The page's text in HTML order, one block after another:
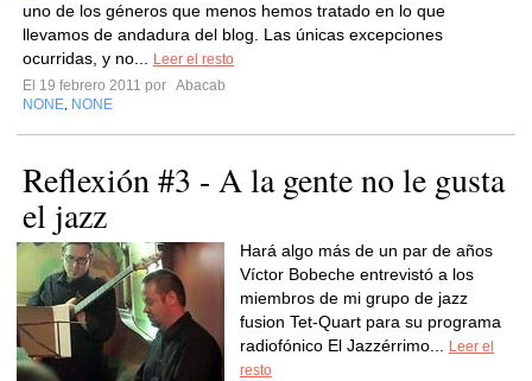
uno de los géneros que menos hemos tratado en lo que
llevamos de andadura del blog. Las únicas excepciones
ocurridas, y no...
Leer el resto
El 19 febrero 2011 por Abacab
NONE NONE
Reflexión #3 - A la gente no le gusta
el jazz
Hará algo más de un par de años
Víctor Bobeche entrevistó a los
miembros de mi grupo de jazz
fusion Tet-Quart para su programa
radiofónico El Jazzérrimo...
Leer el
resto